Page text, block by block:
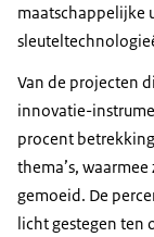
maatschappelijke
Van de projecten
innovatie-
procent
thema’s,
gemoeid. De
licht gestegen ten